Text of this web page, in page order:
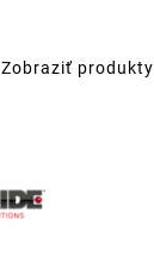
Zobraziť produkty